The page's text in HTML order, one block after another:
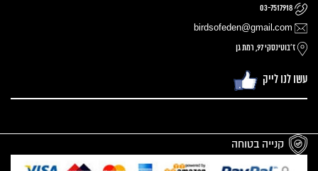
03-7517918
birdsofeden@gmail.com
ז׳בוטינסקי 97, רמת גן
עשו לנו לייק
קנייה בטוחה